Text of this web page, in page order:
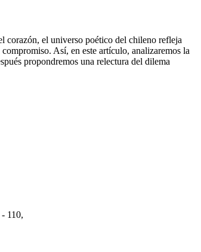
corazón, el universo poético del chileno refleja
Así, en este artículo, analizaremos la
propondremos una relectura del dilema
110,